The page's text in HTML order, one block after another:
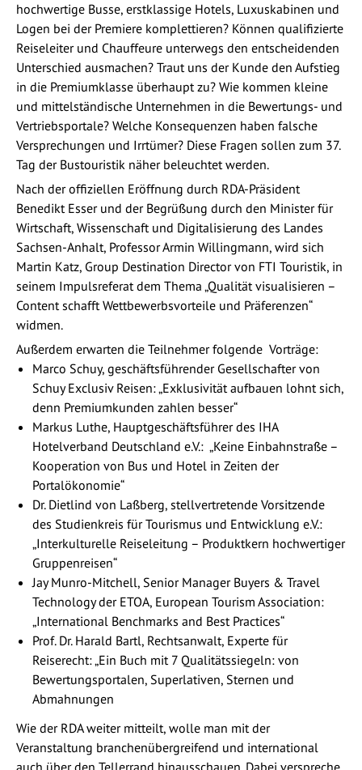
hochwertige Busse, erstklassige Hotels, Luxuskabinen und
Logen bei der Premiere komplettieren? Können qualifizierte
Reiseleiter und Chauffeure unterwegs den entscheidenden
Unterschied ausmachen? Traut uns der Kunde den Aufstieg
in die Premiumklasse überhaupt zu? Wie kommen kleine
und mittelständische Unternehmen in die Bewertungs- und
Vertriebsportale? Welche Konsequenzen haben falsche
Versprechungen und Irrtümer? Diese Fragen sollen zum 37.
Tag der Bustouristik näher beleuchtet werden.
Nach der offiziellen Eröffnung durch RDA-Präsident
Benedikt Esser und der Begrüßung durch den Minister für
Wirtschaft, Wissenschaft und Digitalisierung des Landes
Sachsen-Anhalt, Professor Armin Willingmann, wird sich
Martin Katz, Group Destination Director von FTI Touristik, in
seinem Impulsreferat dem Thema „Qualität visualisieren –
Content schafft Wettbewerbsvorteile und Präferenzen“
widmen.
Außerdem erwarten die Teilnehmer folgende Vorträge:
Marco Schuy, geschäftsführender Gesellschafter von
Schuy Exclusiv Reisen: „Exklusivität aufbauen lohnt sich,
denn Premiumkunden zahlen besser“
Markus Luthe, Hauptgeschäftsführer des IHA
Hotelverband Deutschland e.V.: „Keine Einbahnstraße –
Kooperation von Bus und Hotel in Zeiten der
Portalökonomie“
Dr. Dietlind von Laßberg, stellvertretende Vorsitzende
des Studienkreis für Tourismus und Entwicklung e.V.:
„Interkulturelle Reiseleitung – Produktkern hochwertiger
Gruppenreisen“
Jay Munro-Mitchell, Senior Manager Buyers & Travel
Technology der ETOA, European Tourism Association:
„International Benchmarks and Best Practices“
Prof. Dr. Harald Bartl, Rechtsanwalt, Experte für
Reiserecht: „Ein Buch mit 7 Qualitätssiegeln: von
Bewertungsportalen, Superlativen, Sternen und
Abmahnungen
Wie der RDA weiter mitteilt, wolle man mit der
Veranstaltung branchenübergreifend und international